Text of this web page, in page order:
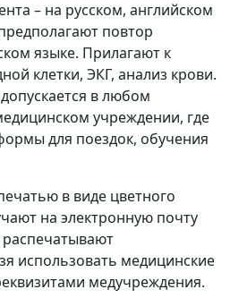
– на русском, английском
повтор
языке. Прилагают к
клетки, ЭКГ, анализ крови.
в любом
учреждении, где
для поездок, обучения
в виде цветного
на электронную почту
использовать медицинские
медучреждения.